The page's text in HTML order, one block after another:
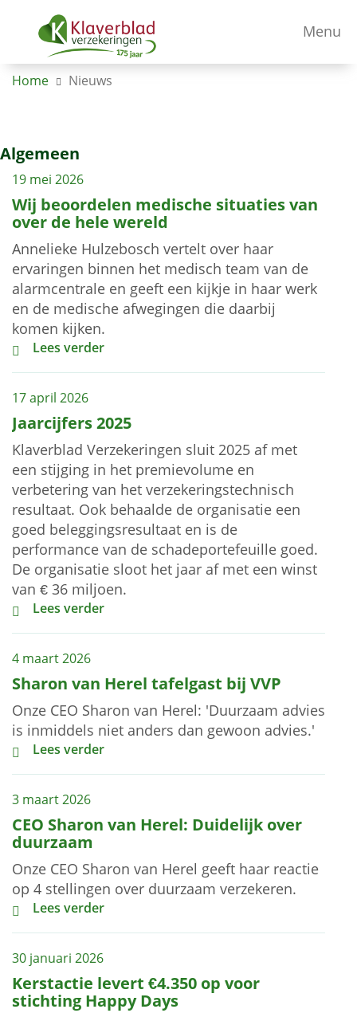
Menu
Home Nieuws
Algemeen
19 mei 2026
Wij beoordelen medische situaties van
over de hele wereld
Annelieke Hulzebosch vertelt over haar
ervaringen binnen het medisch team van de
alarmcentrale en geeft een kijkje in haar werk
en de medische afwegingen die daarbij
komen kijken.
Wij beoordelen medische situaties van over de hele
Lees verder
17 april 2026
Jaarcijfers 2025
Klaverblad Verzekeringen sluit 2025 af met
een stijging in het premievolume en
verbetering van het verzekeringstechnisch
resultaat. Ook behaalde de organisatie een
goed beleggingsresultaat en is de
performance van de schadeportefeuille goed.
De organisatie sloot het jaar af met een winst
van € 36 miljoen.
Jaarcijfers 2025
Lees verder
4 maart 2026
Sharon van Herel tafelgast bij VVP
Onze CEO Sharon van Herel: 'Duurzaam advies
is inmiddels niet anders dan gewoon advies.'
Sharon van Herel tafelgast bij VVP
Lees verder
3 maart 2026
CEO Sharon van Herel: Duidelijk over
duurzaam
Onze CEO Sharon van Herel geeft haar reactie
op 4 stellingen over duurzaam verzekeren.
CEO Sharon van Herel: Duidelijk over duurzaam
Lees verder
30 januari 2026
Kerstactie levert €4.350 op voor
stichting Happy Days